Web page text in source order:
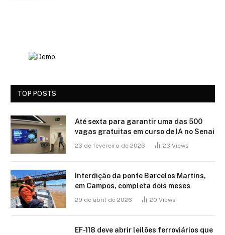
TOP POSTS
Até sexta para garantir uma das 500
vagas gratuitas em curso de IA no Senai
23 de fevereiro de 2026 23 Views
Interdição da ponte Barcelos Martins,
em Campos, completa dois meses
29 de abril de 2026 20 Views
EF-118 deve abrir leilões ferroviários que